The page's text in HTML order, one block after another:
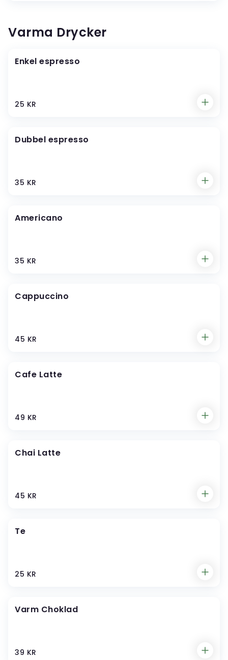
Varma Drycker
Enkel espresso
25 KR
Dubbel espresso
35 KR
Americano
35 KR
Cappuccino
45 KR
Cafe Latte
49 KR
Chai Latte
45 KR
Te
25 KR
Varm Choklad
39 KR